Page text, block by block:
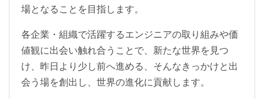
場となることを目指します。
各企業・組織で活躍するエンジニアの取り組みや価
値観に出会い触れ合うことで、新たな世界を見つ
け、昨日より少し前へ進める、そんなきっかけと出
会う場を創出し、世界の進化に貢献します。